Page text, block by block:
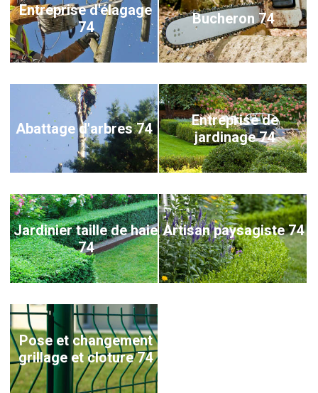
Entreprise d'élagage
74
Bucheron 74
Abattage d'arbres 74
Entreprise de
jardinage 74
Jardinier taille de haie
74
Artisan paysagiste 74
Pose et changement
grillage et cloture 74